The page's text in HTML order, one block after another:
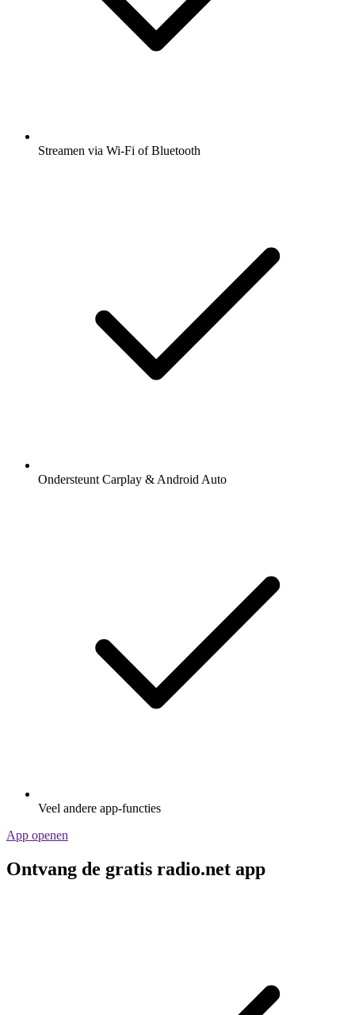
Streamen via Wi-Fi of Bluetooth
Ondersteunt Carplay & Android Auto
Veel andere app-functies
App openen
Ontvang de gratis radio.net app